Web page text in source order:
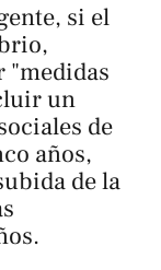
si el
"medidas
un
de
años,
de la